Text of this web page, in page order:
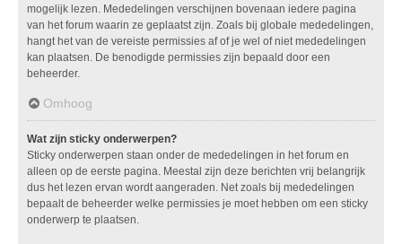
mogelijk lezen. Mededelingen verschijnen bovenaan iedere pagina
van het forum waarin ze geplaatst zijn. Zoals bij globale mededelingen,
hangt het van de vereiste permissies af of je wel of niet mededelingen
kan plaatsen. De benodigde permissies zijn bepaald door een
beheerder.
Omhoog
Wat zijn sticky onderwerpen?
Sticky onderwerpen staan onder de mededelingen in het forum en
alleen op de eerste pagina. Meestal zijn deze berichten vrij belangrijk
dus het lezen ervan wordt aangeraden. Net zoals bij mededelingen
bepaalt de beheerder welke permissies je moet hebben om een sticky
onderwerp te plaatsen.